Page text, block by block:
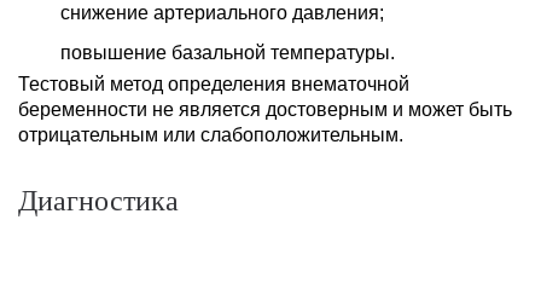
снижение артериального давления;
повышение базальной температуры.
Тестовый метод определения внематочной
беременности не является достоверным и может быть
отрицательным или слабоположительным.
Диагностика